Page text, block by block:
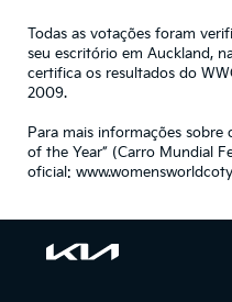
Todas as votações foram
seu escritório em Auckland,
certifica os resultados do
2009.
Para mais informações sobre
of the Year” (Carro Mundial
oficial: